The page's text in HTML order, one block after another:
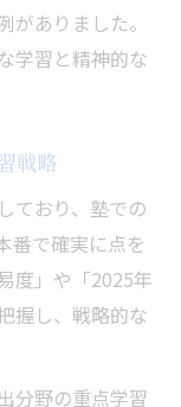
ありました。
学習と精神的な
戦略
ており、塾での
番で確実に点を
度」や「2025年
握し、戦略的な
分野の重点学習